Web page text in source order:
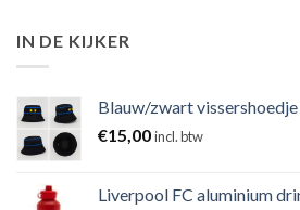
IN DE KIJKER
Blauw/zwart
€15,00incl. btw
Liverpool FC aluminium